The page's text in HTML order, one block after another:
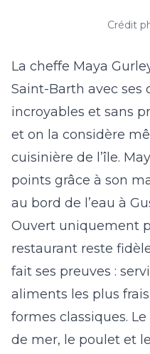
Crédit
La cheffe Maya
Saint-Barth avec ses
incroyables et sans
et on la considère
cuisinière de l’île.
points grâce à son
au bord de l’eau à
Ouvert uniquement
restaurant reste
fait ses preuves :
aliments les plus
formes classiques.
de mer, le poulet et